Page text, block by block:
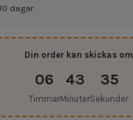
dagar
Din order kan skickas om
06
Timmar
43
Minuter
34
Sekunder